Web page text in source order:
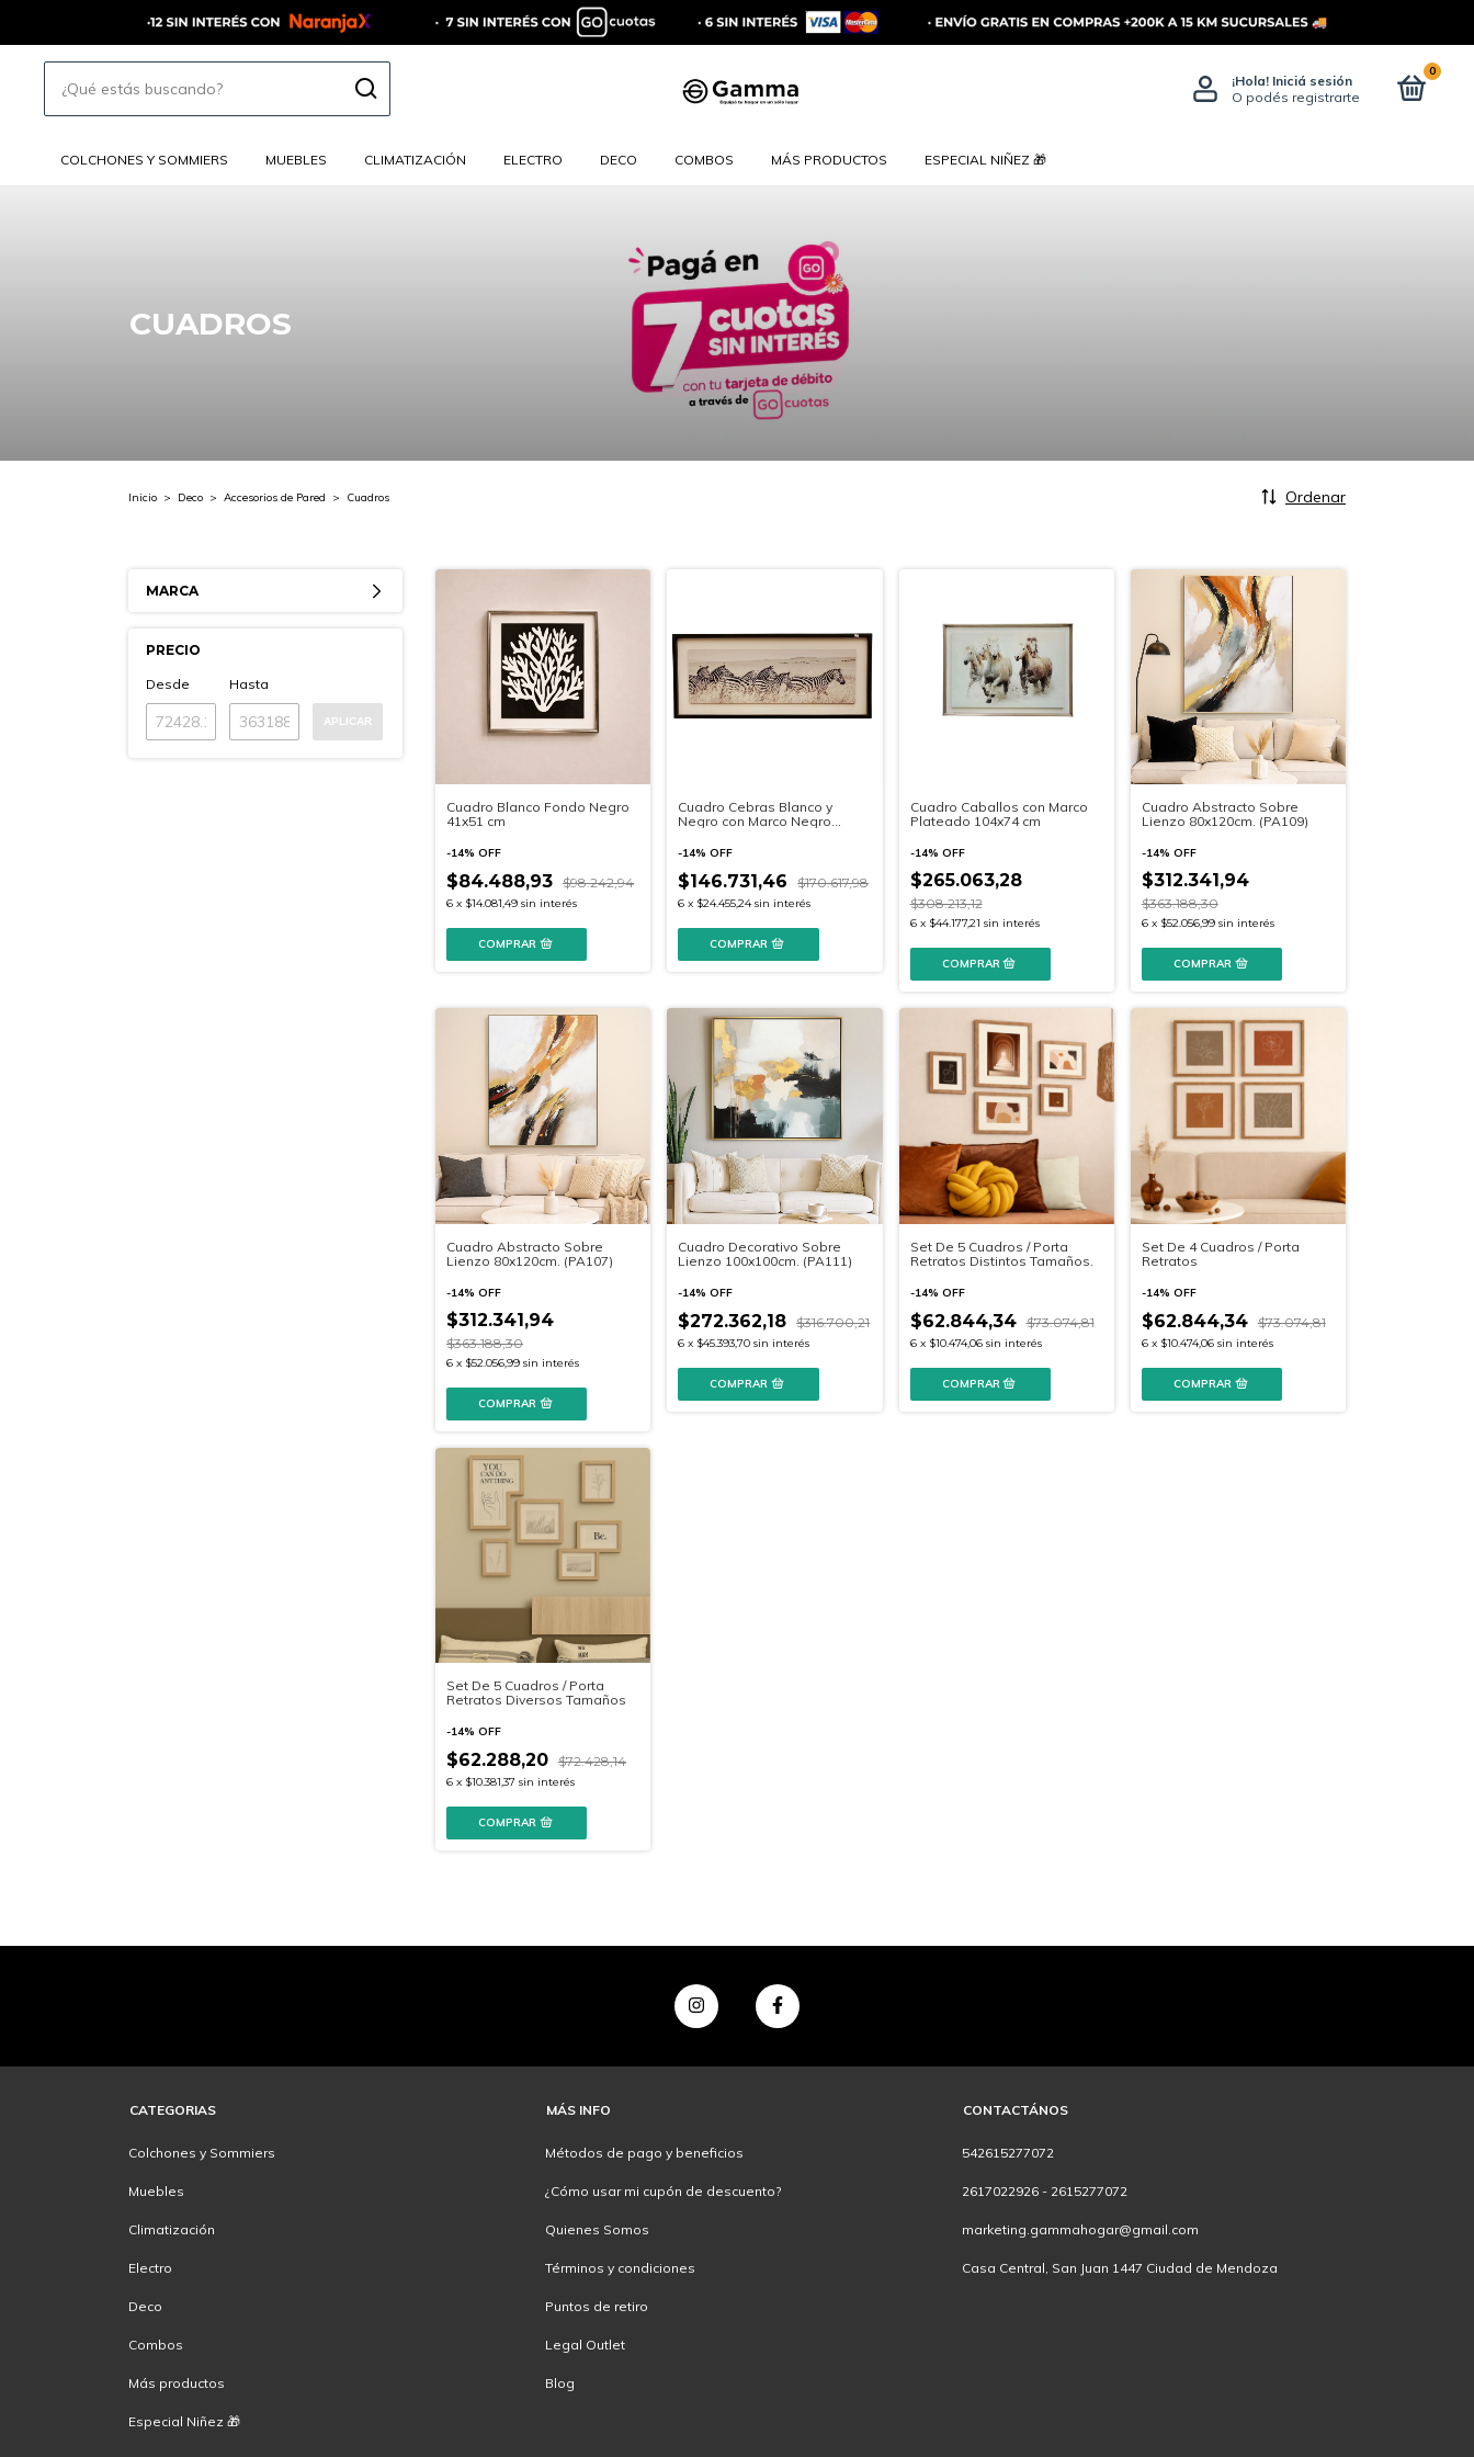
¡Hola! Iniciá sesión
O podés registrarte
0
COLCHONES Y SOMMIERS MUEBLES CLIMATIZACIÓN ELECTRO DECO COMBOS MÁS PRODUCTOS ESPECIAL NIÑEZ 🎁
CUADROS
Inicio > Deco > Accesorios de Pared > Cuadros Ordenar
MARCA
PRECIO
Desde Hasta
APLICAR
Cuadro Blanco Fondo Negro
41x51 cm
-14% OFF
$84.488,93 $98.242,94
6 x $14.081,49 sin interés
Cuadro Cebras Blanco y
Negro con Marco Negro
-14%OFF
$146.731,46 $170.617,98
6 x $24.455,24 sin interés
Cuadro Caballos con Marco
Plateado 104x74 cm
-14% OFF
$265.063,28
$308.213,12
6 x $44.177,21 sin interés
Cuadro Abstracto Sobre
Lienzo 80x120cm. (PA109)
-14% OFF
$312.341,94
$363.188,30
6 x $52.056,99 sin interés
Cuadro Abstracto Sobre
Lienzo 80x120cm. (PA107)
-14% OFF
$312.341,94
$363.188,30
6 x $52.056,99 sin interés
Cuadro Decorativo Sobre
Lienzo 100x100cm. (PA111)
-14%OFF
$272.362,18 $316.700,21
6 x $45.393,70 sin interés
Set De 5 Cuadros / Porta
Retratos Distintos Tamaños.
-14% OFF
$62.844,34 $73.074,81
6 x $10.474,06 sin interés
Set De 4 Cuadros / Porta
Retratos
-14% OFF
$62.844,34 $73.074,81
6 x $10.474,06 sin interés
Set De 5 Cuadros / Porta
Retratos Diversos Tamaños
-14% OFF
$62.288,20 $72.428,14
6 x $10.381,37 sin interés
CATEGORIAS
Colchones y Sommiers
Muebles
Climatización
Electro
Deco
Combos
Más productos
Especial Niñez 🎁
MÁS INFO
Métodos de pago y beneficios
¿Cómo usar mi cupón de descuento?
Quienes Somos
Términos y condiciones
Puntos de retiro
Legal Outlet
Blog
CONTACTÁNOS
542615277072
2617022926 - 2615277072
marketing.gammahogar@gmail.com
Casa Central, San Juan 1447 Ciudad de Mendoza